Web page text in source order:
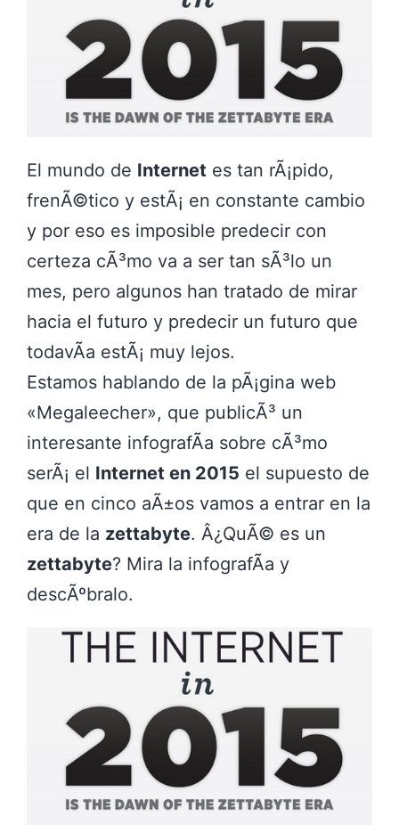
El mundo de Internet es tan rÃ¡pido,
frenÃ©tico y estÃ¡ en constante cambio
y por eso es imposible predecir con
certeza cÃ³mo va a ser tan sÃ³lo un
mes, pero algunos han tratado de mirar
hacia el futuro y predecir un futuro que
todavÃ­a estÃ¡ muy lejos.
Estamos hablando de la pÃ¡gina web
«Megaleecher», que publicÃ³ un
interesante infografÃ­a sobre cÃ³mo
serÃ¡ el Internet en 2015 el supuesto de
que en cinco aÃ±os vamos a entrar en la
era de la zettabyte. Â¿QuÃ© es un
zettabyte? Mira la infografÃ­a y
descÃºbralo.